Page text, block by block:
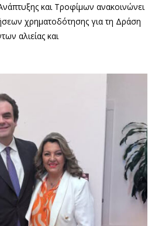
και Τροφίμων ανακοινώνει
χρηματοδότησης για τη Δράση
αλιείας και